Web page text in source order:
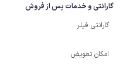
گارانتی و خدمات پس از فروش
گارانتی فیلر
امکان تعویض